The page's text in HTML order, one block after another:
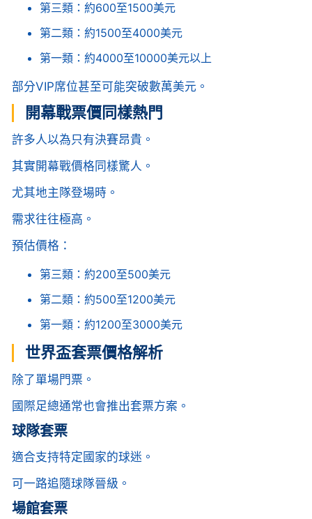
第三類：約600至1500美元
第二類：約1500至4000美元
第一類：約4000至10000美元以上
部分VIP席位甚至可能突破數萬美元。
開幕戰票價同樣熱門
許多人以為只有決賽昂貴。
其實開幕戰價格同樣驚人。
尤其地主隊登場時。
需求往往極高。
預估價格：
第三類：約200至500美元
第二類：約500至1200美元
第一類：約1200至3000美元
世界盃套票價格解析
除了單場門票。
國際足總通常也會推出套票方案。
球隊套票
適合支持特定國家的球迷。
可一路追隨球隊晉級。
場館套票